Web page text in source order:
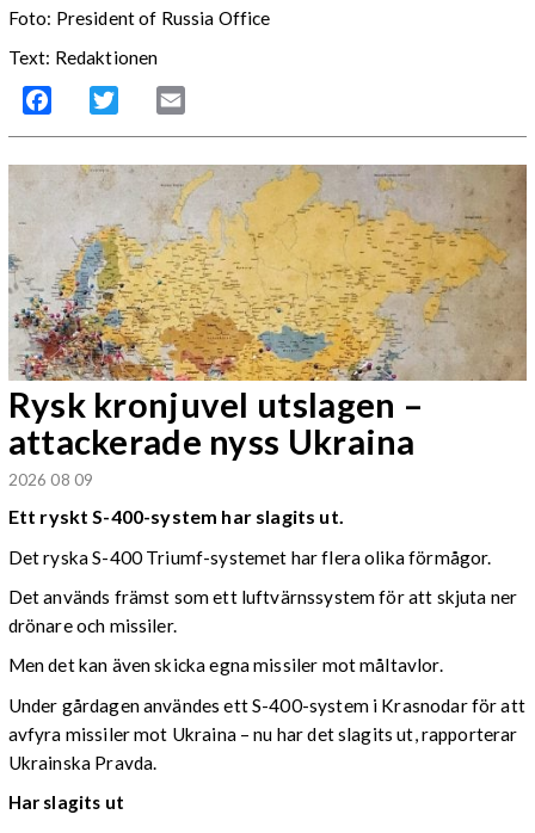
Foto: President of Russia Office
Text: Redaktionen
Facebook Twitter
Rysk kronjuvel utslagen –
attackerade nyss Ukraina
2026 08 09
Ett ryskt S-400-system har slagits ut.
Det ryska S-400 Triumf-systemet har flera olika förmågor.
Det används främst som ett luftvärnssystem för att skjuta ner
drönare och missiler.
Men det kan även skicka egna missiler mot måltavlor.
Under gårdagen användes ett S-400-system i Krasnodar för att
avfyra missiler mot Ukraina – nu har det slagits ut, rapporterar
Ukrainska Pravda.
Har slagits ut